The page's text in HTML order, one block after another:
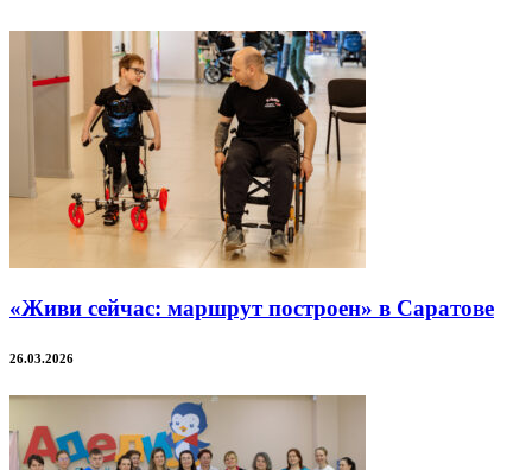
«Живи сейчас: маршрут построен» в Саратове
26.03.2026